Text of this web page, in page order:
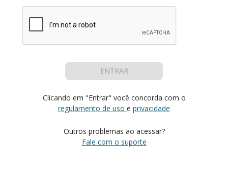
ENTRAR
Clicando em "Entrar" você concorda com o
regulamento de uso e privacidade
Outros problemas ao acessar?
Fale com o suporte